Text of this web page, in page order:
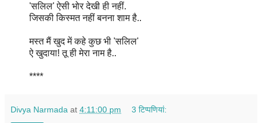
'सलिल' ऐसी भोर देखी ही नहीं.
जिसकी किस्मत नहीं बनना शाम है..
मस्त मैं खुद में कहे कुछ भी 'सलिल'
ऐ खुदाया! तू ही मेरा नाम है..
****
Divya Narmada at 4:11:00 pm 3 टिप्‍पणियां: